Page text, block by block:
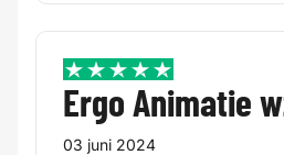
5 / 5
Ergo Animatie
03 juni 2024